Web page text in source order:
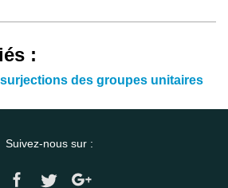
:
des groupes unitaires
Suivez-nous sur :